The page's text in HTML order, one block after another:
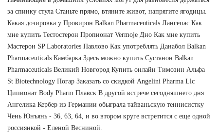
за спинку стула Станьте прямо, втяните живот, напрягите ягодицы.
Какая дозировка у Провирон Balkan Pharmaceuticals Лангепас Как
мне купить Тестостерон Пропионат Vermoje Дно Как мне купить
Мастерон SP Laboratories Павлово Как употреблять Данабол Balkan
Pharmaceuticals Камбарка Здесь можно купить Сустанон Balkan
Pharmaceuticals Великий Новгород Купить онлайн Tимозин Альфа
St Biotechnology Погар Заказать со скидкой Angelini Pharma Llc
Ципионат Body Pharm Плавск В другой встрече сегодняшнего дня
Ангелика Кербер из Германии обыграла тайваньскую теннисистку
Чень Юнъянь - 36, 63, 64, и во втором круге встретится с еще одной
россиянкой - Еленой Весниной.